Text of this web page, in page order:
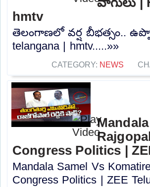
hmtv
తెలంగాణలో వర్ష బీభత్సం..
telangana | hmtv.....»»
CATEGORY: NEWS
Congress Politics |
Mandala Samel Vs
Congress Politics | ZEE